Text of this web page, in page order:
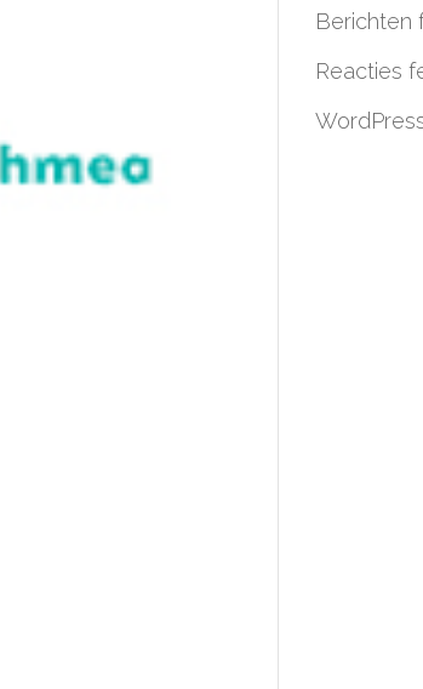
Berichten
Reacties